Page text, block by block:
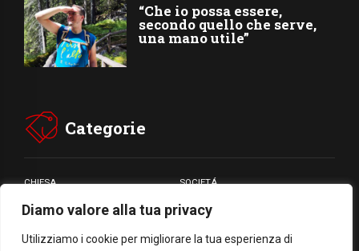
Diamo valore alla tua privacy
Utilizziamo i cookie per migliorare la tua esperienza di
“Che io possa essere,
secondo quello che serve,
una mano utile”
Categorie
CHIESA SOCIETÁ
CARITÁ GIUBILEO
CULTURA MEDIA